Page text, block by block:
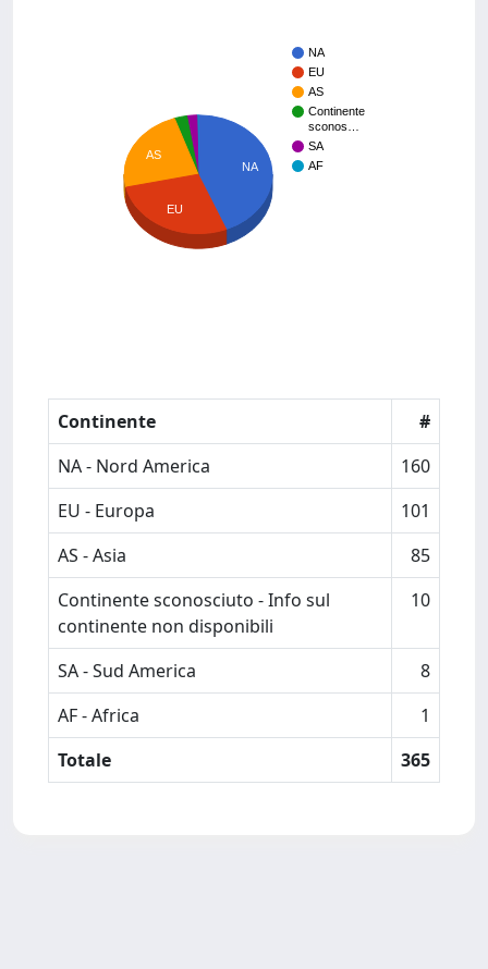
NA
EU
AS
Continente
sconos…
SA
AF
NA
AS
EU
Continente
#
NA - Nord America
160
EU - Europa
101
AS - Asia
85
Continente sconosciuto - Info sul
continente non disponibili
10
SA - Sud America
8
AF - Africa
1
Totale
365